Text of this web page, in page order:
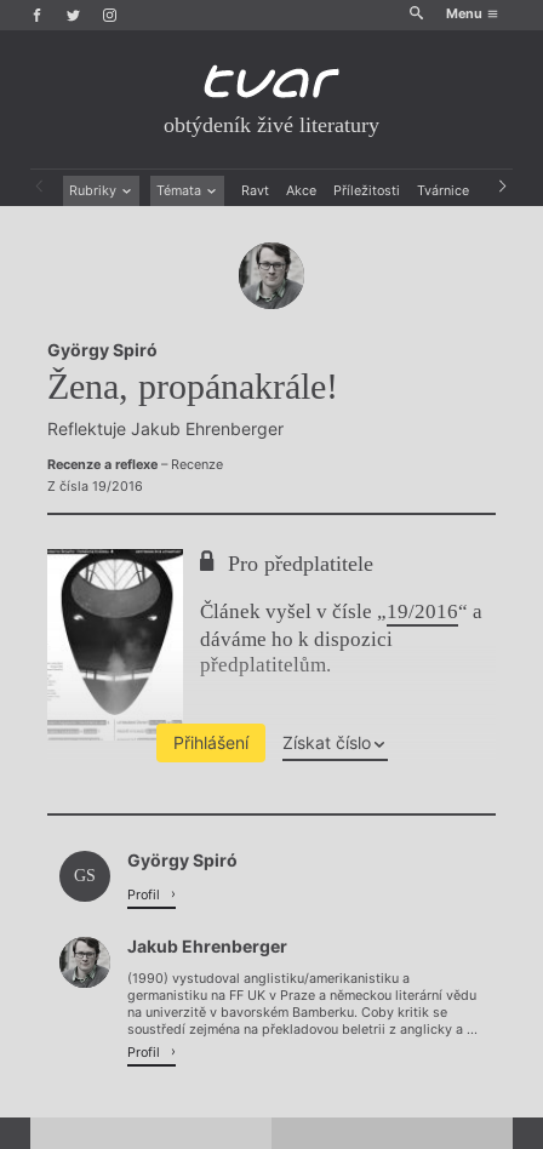
Menu
obtýdeník živé literatury
Rubriky Témata Ravt Akce Příležitosti Tvárnice Archiv
Rozhovory
Dokument
Výroční ceny
György Spiró
Žena, propánakrále!
Reflektuje Jakub Ehrenberger
Recenze a reflexe– Recenze
Z čísla 19/2016
Pro předplatitele
Článek vyšel v čísle „19/2016“ a
dáváme ho k dispozici
předplatitelům.
Přihlášení Získat číslo
Chviličku.
Načítá se.
GS
György Spiró
Profil
Jakub Ehrenberger
(1990) vystudoval anglistiku/amerikanistiku a
germanistiku na FF UK v Praze a německou literární vědu
na univerzitě v bavorském Bamberku. Coby kritik se
soustředí zejména na překladovou beletrii z anglicky a ...
Profil